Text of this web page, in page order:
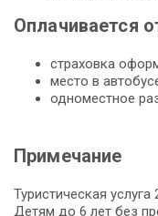
Оплачивается
страховка
место в
одноместное
Примечание
Туристическая
Детям до 6 лет без